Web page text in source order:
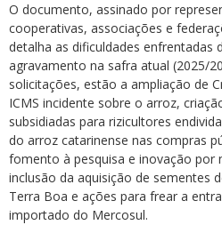
O documento, assinado por
cooperativas, associações e
detalha as dificuldades enfrentadas
agravamento na safra atual (2025/
solicitações, estão a ampliação de
ICMS incidente sobre o arroz,
subsidiadas para rizicultores
do arroz catarinense nas compras
fomento à pesquisa e inovação por
inclusão da aquisição de sementes
Terra Boa e ações para frear a
importado do Mercosul.